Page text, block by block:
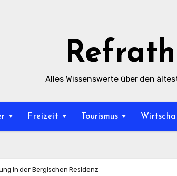
Alles Wissenswerte über den
Freizeit Tourismus
in der Bergischen Residenz